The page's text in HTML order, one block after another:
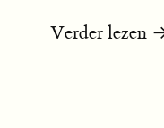
Verder lezen